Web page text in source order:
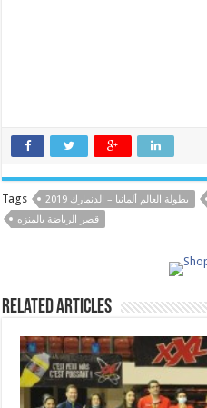
Tags بطولة العالم ألمانيا – الدنمارك 2019
قصر الرياضة بالمنزه
Related Articles